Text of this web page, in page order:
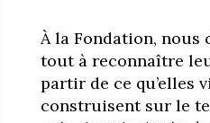
À la Fondation, nous
tout à reconnaître
partir de ce qu’elles
construisent sur le